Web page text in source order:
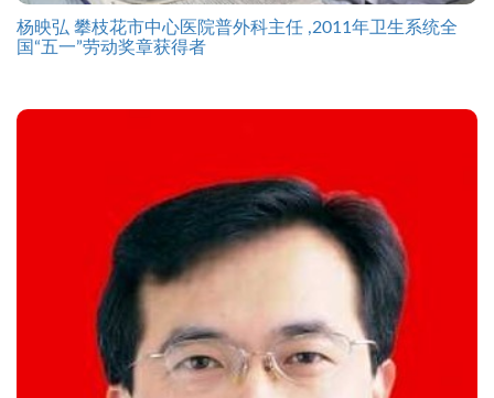
杨映弘 攀枝花市中心医院普外科主任 ,2011年卫生系统全
国“五一”劳动奖章获得者